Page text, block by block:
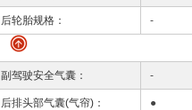
后轮胎规格： -
副驾驶安全气囊： -
后排头部气囊(气帘)： ●